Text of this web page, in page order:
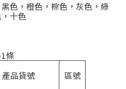
黑色，橙色，棕色，灰色，綠
十色
條
產品貨號 區號